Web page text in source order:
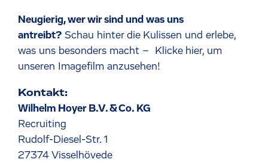
Neugierig, wer wir sind und was uns
antreibt? Schau hinter die Kulissen und erlebe,
was uns besonders macht –
Klicke hier, um
unseren Imagefilm anzusehen!
Kontakt:
Wilhelm Hoyer B.V. & Co. KG
Recruiting
Rudolf-Diesel-Str. 1
27374 Visselhövede